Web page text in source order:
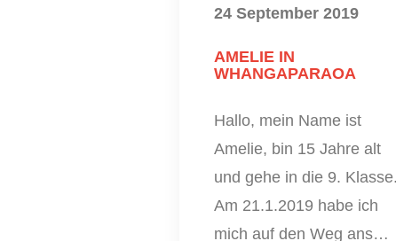
24 September 2019
AMELIE IN
WHANGAPARAOA
Hallo, mein Name ist
Amelie, bin 15 Jahre alt
und gehe in die 9. Klasse.
Am 21.1.2019 habe ich
mich auf den Weg ans…